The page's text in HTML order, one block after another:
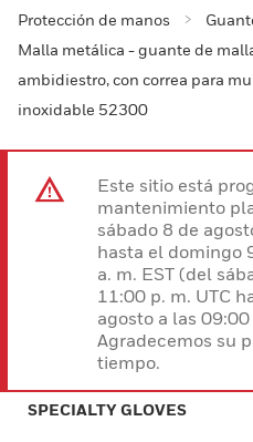
Protección de manos
Malla metálica - guante de
ambidiestro, con correa para
inoxidable 52300
Este sitio está
mantenimiento
sábado 8 de
hasta el domingo
a. m. EST (del
11:00 p. m. UTC
agosto a las 09:00
Agradecemos su
tiempo.
SPECIALTY GLOVES